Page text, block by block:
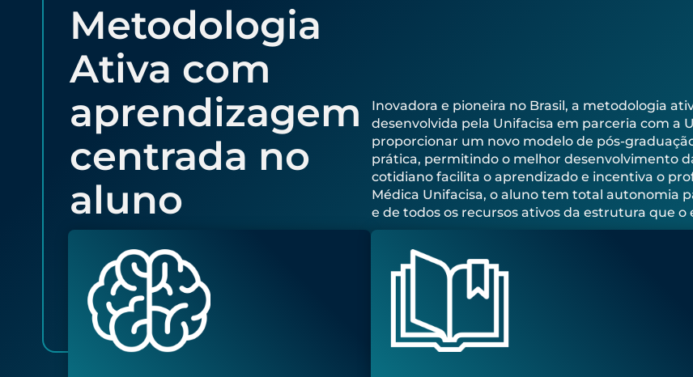
Metodologia
Ativa com
aprendizagem
centrada no
aluno
Inovadora e pioneira no Brasil, a metodologia
desenvolvida pela Unifacisa em parceria com a
proporcionar um novo modelo de pós-
prática, permitindo o melhor desenvolvimento
cotidiano facilita o aprendizado e incentiva o
Médica Unifacisa, o aluno tem total autonomia
e de todos os recursos ativos da estrutura que o